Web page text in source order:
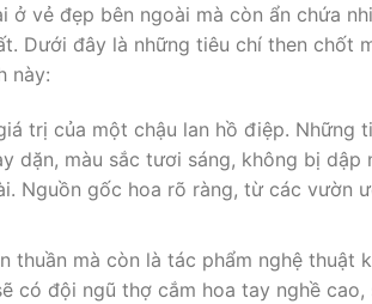
vẻ đẹp bên ngoài mà còn ẩn chứa
Dưới đây là những tiêu chí then chốt
này:
trị của một chậu lan hồ điệp. Những
dặn, màu sắc tươi sáng, không bị dập
Nguồn gốc hoa rõ ràng, từ các vườn
thuần mà còn là tác phẩm nghệ thuật
có đội ngũ thợ cắm hoa tay nghề cao,